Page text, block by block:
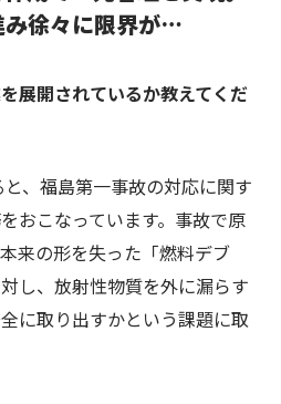
み徐々に限界が…
を展開されているか教えてくだ
、福島第一事故の対応に関す
おこなっています。事故で原
来の形を失った「燃料デブ
し、放射性物質を外に漏らす
に取り出すかという課題に取